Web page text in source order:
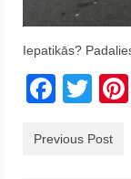
Grieķija
Krēta
Francija
Iepatikās?
Previous Post